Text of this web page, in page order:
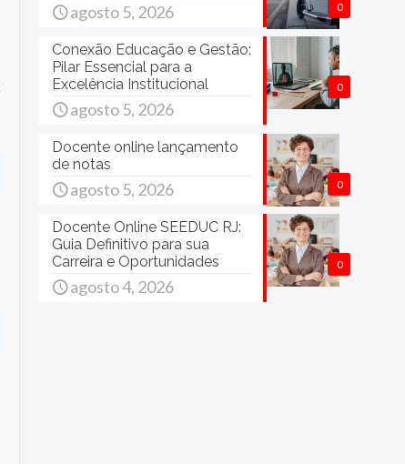
0
agosto 5, 2026
0
Conexão Educação e Gestão:
Pilar Essencial para a
Excelência Institucional
agosto 5, 2026
0
Docente online lançamento
de notas
agosto 5, 2026
0
Docente Online SEEDUC RJ:
Guia Definitivo para sua
Carreira e Oportunidades
agosto 4, 2026